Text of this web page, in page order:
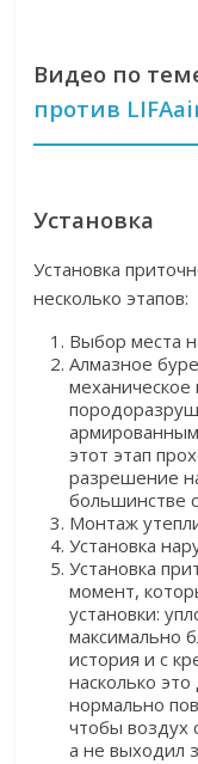
Видео по
против
Установка
Установка
несколько этапов:
Выбор места
Алмазное
этот этап
разрешение
большинстве
Монтаж
Установка
Установка
момент,
установки:
максимально
история и с
насколько
нормально
чтобы воздух
а не выходил